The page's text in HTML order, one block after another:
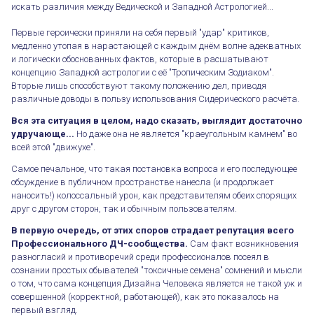
искать различия между Ведической и Западной Астрологией...
Первые героически приняли на себя первый "удар" критиков,
медленно утопая в нарастающей с каждым днём волне адекватных
и логически обоснованных фактов, которые в расшатывают
концепцию Западной астрологии с её "Тропическим Зодиаком".
Вторые лишь способствуют такому положению дел, приводя
различные доводы в пользу использования Сидерического расчёта.
Вся эта ситуация в целом, надо сказать, выглядит достаточно
удручающе... Но даже она не является "краеугольным камнем" во
всей этой "движухе".
Самое печальное, что такая постановка вопроса и его последующее
обсуждение в публичном пространстве нанесла (и продолжает
наносить!) колоссальный урон, как представителям обеих спорящих
друг с другом сторон, так и обычным пользователям.
В первую очередь, от этих споров страдает репутация всего
Профессионального ДЧ-сообщества. Сам факт возникновения
разногласий и противоречий среди профессионалов посеял в
сознании простых обывателей "токсичные семена" сомнений и мысли
о том, что сама концепция Дизайна Человека является не такой уж и
совершенной (корректной, работающей), как это показалось на
первый взгляд.